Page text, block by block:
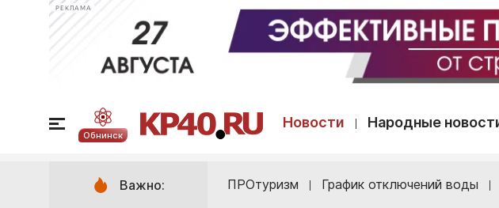
РЕКЛАМА
Обнинск
Новости Народные
Важно: ПРОтуризм График отключений воды